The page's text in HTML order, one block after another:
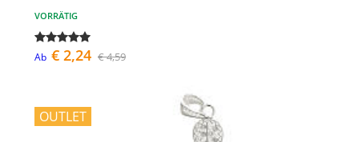
VORRÄTIG
Ab € 2,24 € 4,59
OUTLET